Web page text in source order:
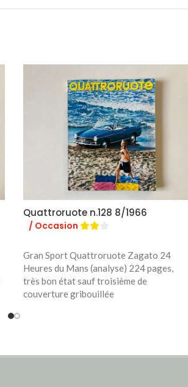
Quattroruote n.128 8/1966
/ Occasion
Gran Sport Quattroruote Zagato 24
Heures du Mans (analyse) 224 pages,
très bon état sauf troisième de
couverture gribouillée